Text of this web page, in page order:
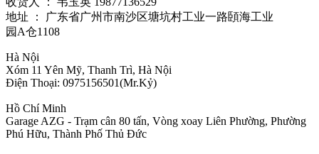
地址 ： 广东省广州市南沙区塘坑村工业一路頣海工业
园A仓1108
Hà Nội
Xóm 11 Yên Mỹ, Thanh Trì, Hà Nội
Điện Thoại: 0975156501(Mr.Kỷ)
Hồ Chí Minh
Garage AZG - Trạm cân 80 tấn, Vòng xoay Liên Phường, Phường
Phú Hữu, Thành Phố Thủ Đức